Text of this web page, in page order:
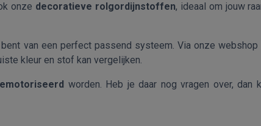
onze decoratieve rolgordijnstoffen, ideaal om jouw
van een perfect passend systeem. Via onze webshop
kleur en stof kan vergelijken.
worden. Heb je daar nog vragen over, dan